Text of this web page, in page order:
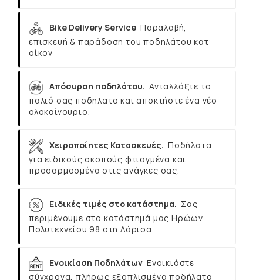
Bike Delivery Service Παραλαβή,
επισκευή & παράδοση του ποδηλάτου κατ’
οίκον
Απόσυρση ποδηλάτου. Ανταλλάξτε το
παλιό σας ποδήλατο και αποκτήστε ένα νέο
ολοκαίνουριο.
Χειροποίητες Κατασκευές. Ποδήλατα
για ειδικούς σκοπούς φτιαγμένα και
προσαρμοσμένα στις ανάγκες σας.
Ειδικές τιμές στο κατάστημα. Σας
περιμένουμε στο κατάστημά μας Ηρώων
Πολυτεχνείου 98 στη Λάρισα
Ενοικίαση Ποδηλάτων Ενοικιάστε
σύγχρονα, πλήρως εξοπλισμένα ποδήλατα